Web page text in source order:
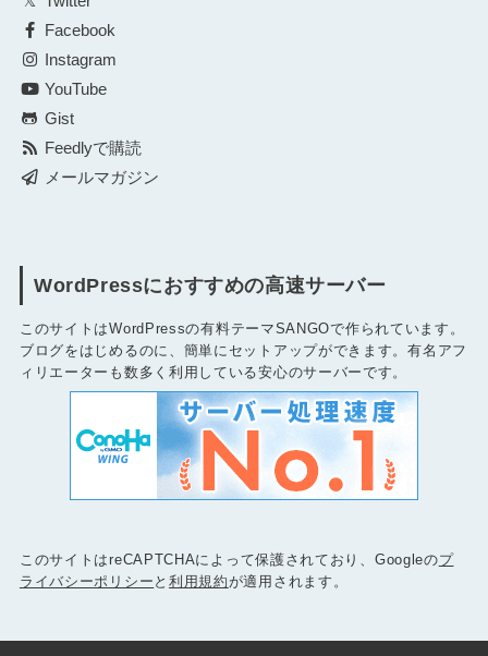
Facebook
Instagram
YouTube
Gist
Feedlyで購読
メールマガジン
WordPressにおすすめの高速サーバー
このサイトはWordPressの有料テーマSANGOで作られています。
ブログをはじめるのに、簡単にセットアップができます。有名アフ
ィリエーターも数多く利用している安心のサーバーです。
このサイトはreCAPTCHAによって保護されており、Googleのプ
ライバシーポリシー と 利用規約が適用されます。